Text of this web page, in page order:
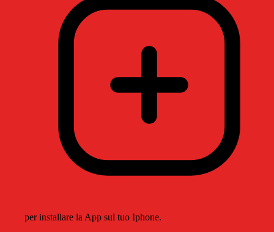
per installare la App sul tuo Iphone.